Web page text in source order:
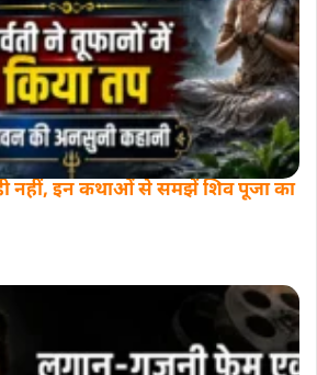
नहीं, इन कथाओं से समझें शिव पूजा का